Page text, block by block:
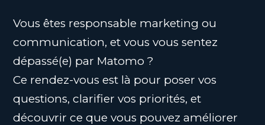
Vous êtes responsable marketing ou
communication, et vous vous sentez
dépassé(e) par Matomo ?
Ce rendez-vous est là pour poser vos
questions, clarifier vos priorités, et
découvrir ce que vous pouvez améliorer